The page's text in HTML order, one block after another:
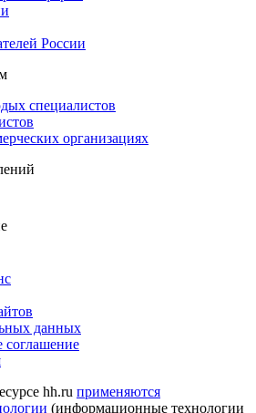
России
специалистов
организациях
данных
соглашение
hh.ru применяются
(информационные технологии